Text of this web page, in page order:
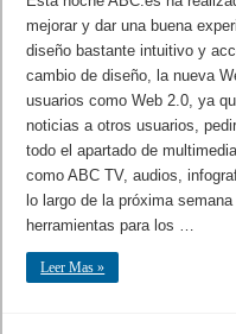
mejorar y dar una buena
diseño bastante intuitivo y
cambio de diseño, la nueva
usuarios como Web 2.0, ya
noticias a otros usuarios,
todo el apartado de
como ABC TV, audios,
lo largo de la próxima
herramientas para los …
Leer Mas »